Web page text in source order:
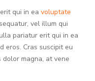
qui in ea voluptate
vel illum qui
pariatur erit qui in ea
eros. Cras suscipit eu
magna, at vene